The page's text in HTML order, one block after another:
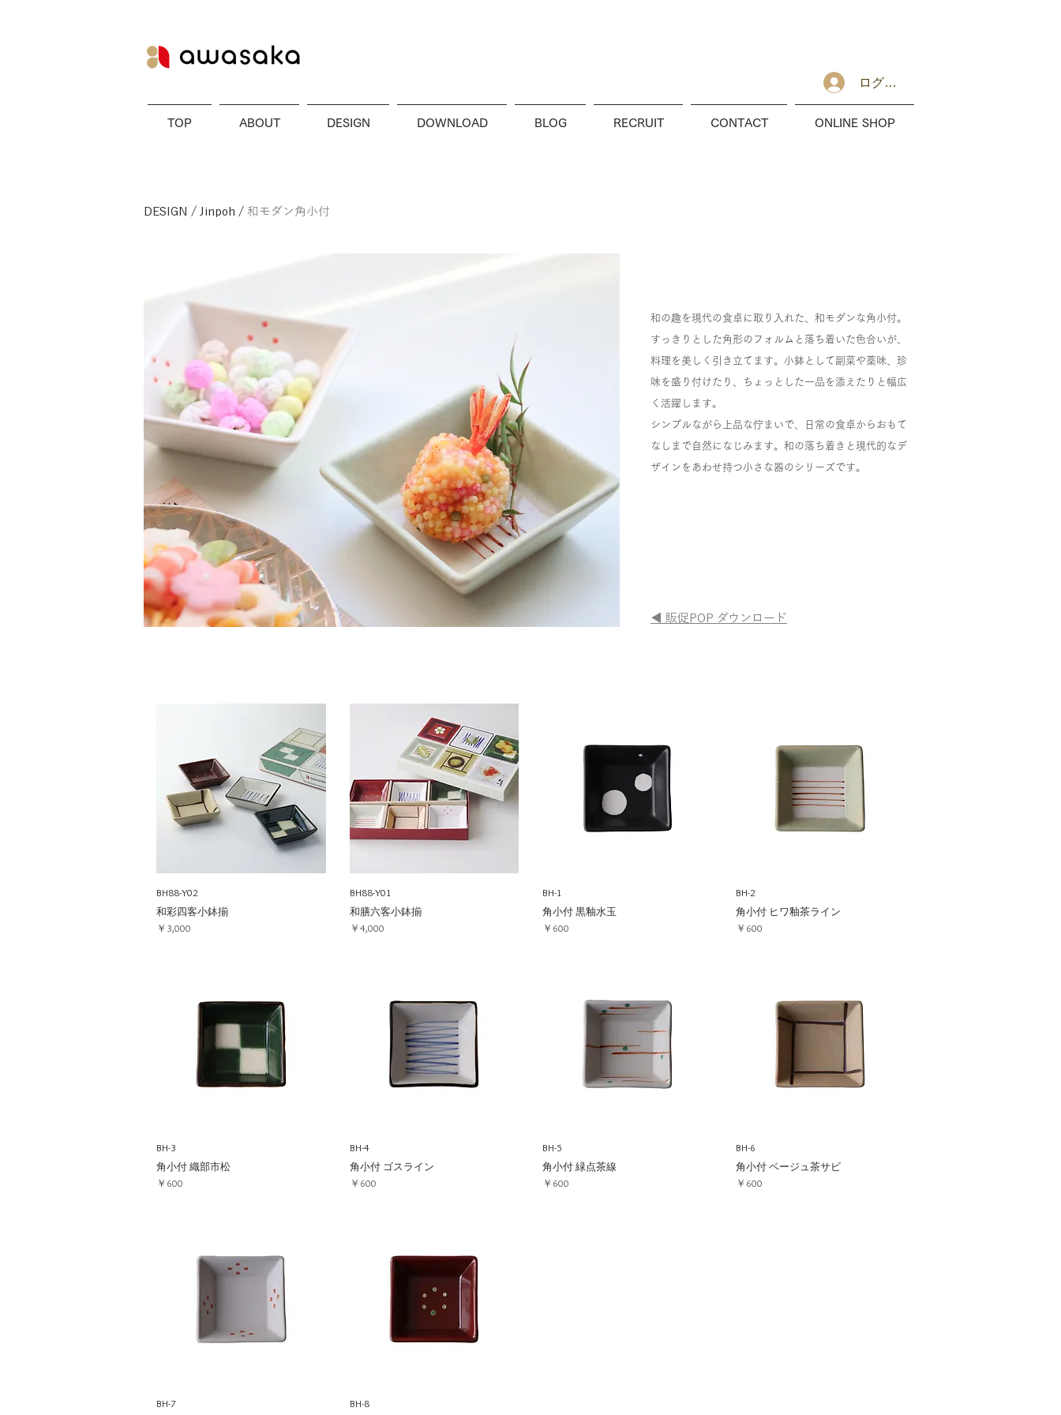
ログイン
TOP ABOUT DESIGN DOWNLOAD BLOG RECRUIT CONTACT ONLINE SHOP
DESIGN / Jinpoh / 和モダン角小付
和の趣を現代の食卓に取り入れた、和モダンな角小付。
すっきりとした角形のフォルムと落ち着いた色合いが、
料理を美しく引き立てます。小鉢として副菜や薬味、珍
味を盛り付けたり、ちょっとした一品を添えたりと幅広
く活躍します。
シンプルながら上品な佇まいで、日常の食卓からおもて
なしまで自然になじみます。和の落ち着きと現代的なデ
ザインをあわせ持つ小さな器のシリーズです。
◀ 販促POP ダウンロード
BH88-Y02
和彩四客小鉢揃
価格
￥3,000
BH88-Y01
和膳六客小鉢揃
価格
￥4,000
BH-1
角小付 黒釉水玉
価格
￥600
BH-2
角小付 ヒワ釉茶ライン
価格
￥600
BH-3
角小付 織部市松
価格
￥600
BH-4
角小付 ゴスライン
価格
￥600
BH-5
角小付 緑点茶線
価格
￥600
BH-6
角小付 ベージュ茶サビ
価格
￥600
BH-7 BH-8